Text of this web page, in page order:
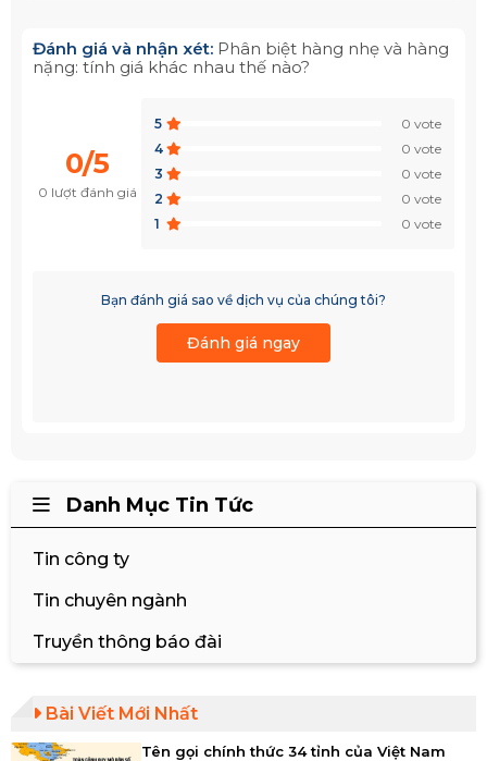
Đánh giá và nhận xét: Phân biệt hàng nhẹ và hàng
nặng: tính giá khác nhau thế nào?
0/5
0 lượt đánh giá
5
0 vote
4
0 vote
3
0 vote
2
0 vote
1
0 vote
Bạn đánh giá sao về dịch vụ của chúng tôi?
Đánh giá ngay
Danh Mục Tin Tức
Tin công ty
Tin chuyên ngành
Truyền thông báo đài
Bài Viết Mới Nhất
Tên gọi chính thức 34 tỉnh của Việt Nam